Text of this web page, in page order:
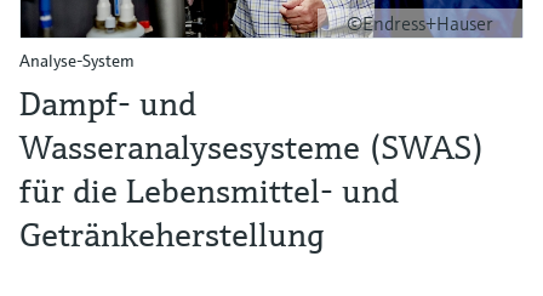
©Endress+Hauser
Analyse-System
Dampf- und
Wasseranalysesysteme (SWAS)
für die Lebensmittel- und
Getränkeherstellung